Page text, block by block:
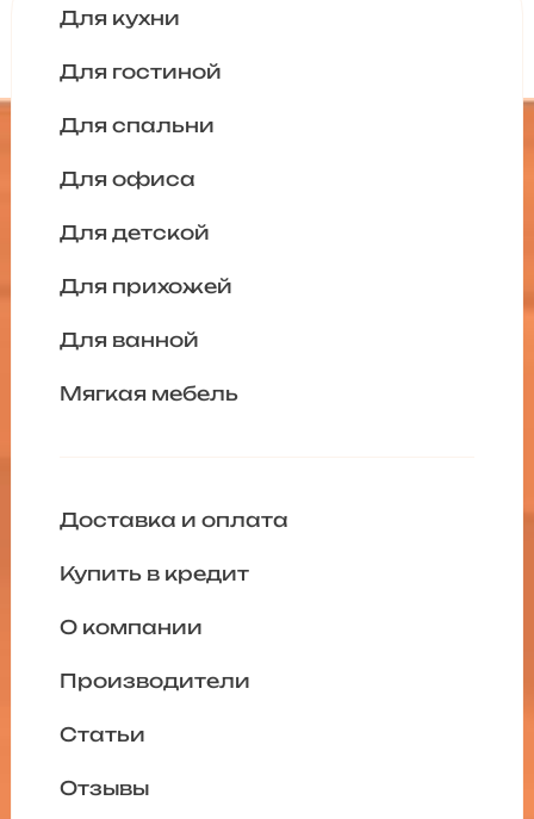
Для кухни
Для гостиной
Для спальни
Для офиса
Для детской
Для прихожей
Для ванной
Мягкая мебель
Доставка и оплата
Купить в кредит
О компании
Производители
Статьи
Отзывы